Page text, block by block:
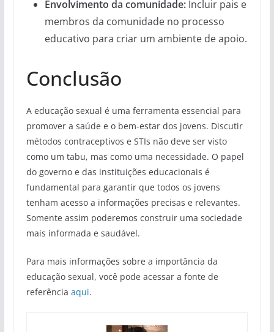
Envolvimento da comunidade:Incluir pais e
membros da comunidade no processo
educativo para criar um ambiente de apoio.
Conclusão
A educação sexual é uma ferramenta essencial para
promover a saúde e o bem-estar dos jovens. Discutir
métodos contraceptivos e STIs não deve ser visto
como um tabu, mas como uma necessidade. O papel
do governo e das instituições educacionais é
fundamental para garantir que todos os jovens
tenham acesso a informações precisas e relevantes.
Somente assim poderemos construir uma sociedade
mais informada e saudável.
Para mais informações sobre a importância da
educação sexual, você pode acessar a fonte de
referência aqui.